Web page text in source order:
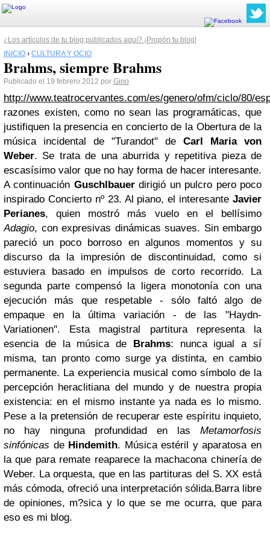
¿Los artículos de tu blog publicados aquí? ¡Propón tu blog!
INICIO › CULTURA Y OCIO
Brahms, siempre Brahms
Publicado el 19 febrero 2012 por Gino
http://www.teatrocervantes.com/es/genero/ofm/ciclo/80/
razones existen, como no sean las programáticas, que
justifiquen la presencia en concierto de la Obertura de la
música incidental de "Turandot" de Carl Maria von
Weber. Se trata de una aburrida y repetitiva pieza de
escasísimo valor que no hay forma de hacer interesante.
A continuación Guschlbauerdirigió un pulcro pero poco
inspirado Concierto nº 23. Al piano, el interesante Javier
Perianes, quien mostró más vuelo en el bellísimo
Adagio, con expresivas dinámicas suaves. Sin embargo
pareció un poco borroso en algunos momentos y su
discurso da la impresión de discontinuidad, como si
estuviera basado en impulsos de corto recorrido. La
segunda parte compensó la ligera monotonía con una
ejecución más que respetable - sólo faltó algo de
empaque en la última variación - de las "Haydn-
Variationen". Esta magistral partitura representa la
esencia de la música de Brahms: nunca igual a sí
misma, tan pronto como surge ya distinta, en cambio
permanente. La experiencia musical como símbolo de la
percepción heraclitiana del mundo y de nuestra propia
existencia: en el mismo instante ya nada es lo mismo.
Pese a la pretensión de recuperar este espíritu inquieto,
no hay ninguna profundidad en las Metamorfosis
sinfónicas de Hindemith. Música estéril y aparatosa en
la que para remate reaparece la machacona chinería de
Weber. La orquesta, que en las partituras del S. XX está
más cómoda, ofreció una interpretación sólida.Barra libre
de opiniones, m?sica y lo que se me ocurra, que para
eso es mi blog.